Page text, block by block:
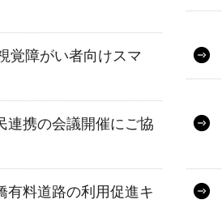
覚障がい者向けスマ
連携の会議開催にご協
有料道路の利用促進キ